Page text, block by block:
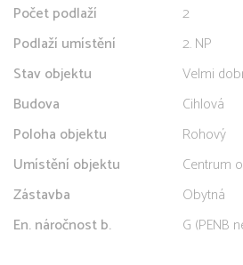
Počet podlaží
2
Podlaží umístění
2. NP
Stav objektu
Velmi
Budova
Cihlová
Poloha objektu
Rohový
Umístění objektu
Centrum
Zástavba
Obytná
En. náročnost b.
G (PENB